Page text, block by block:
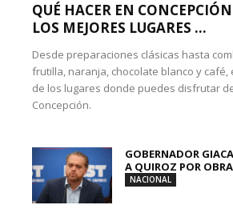
QUÉ HACER EN
LOS MEJORES LUGARES ...
Desde preparaciones clásicas hasta
frutilla, naranja, chocolate blanco y café,
de los lugares donde puedes disfrutar
Concepción.
GOBERNADOR
A QUIROZ POR
NACIONAL